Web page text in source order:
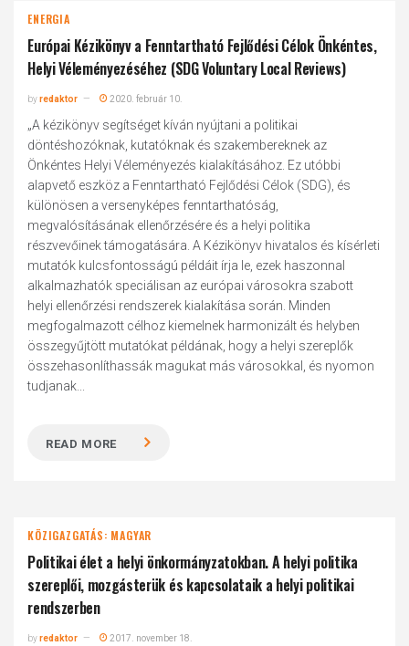
ENERGIA
Európai Kézikönyv a Fenntartható Fejlődési Célok Önkéntes,
Helyi Véleményezéséhez (SDG Voluntary Local Reviews)
byredaktor 2020. február 10.
„A kézikönyv segítséget kíván nyújtani a politikai
döntéshozóknak, kutatóknak és szakembereknek az
Önkéntes Helyi Véleményezés kialakításához. Ez utóbbi
alapvető eszköz a Fenntartható Fejlődési Célok (SDG), és
különösen a versenyképes fenntarthatóság,
megvalósításának ellenőrzésére és a helyi politika
részvevőinek támogatására. A Kézikönyv hivatalos és kísérleti
mutatók kulcsfontosságú példáit írja le, ezek haszonnal
alkalmazhatók speciálisan az európai városokra szabott
helyi ellenőrzési rendszerek kialakítása során. Minden
megfogalmazott célhoz kiemelnek harmonizált és helyben
összegyűjtött mutatókat példának, hogy a helyi szereplők
összehasonlíthassák magukat más városokkal, és nyomon
tudjanak...
READ MORE
KÖZIGAZGATÁS: MAGYAR
Politikai élet a helyi önkormányzatokban. A helyi politika
szereplői, mozgásterük és kapcsolataik a helyi politikai
rendszerben
byredaktor 2017. november 18.